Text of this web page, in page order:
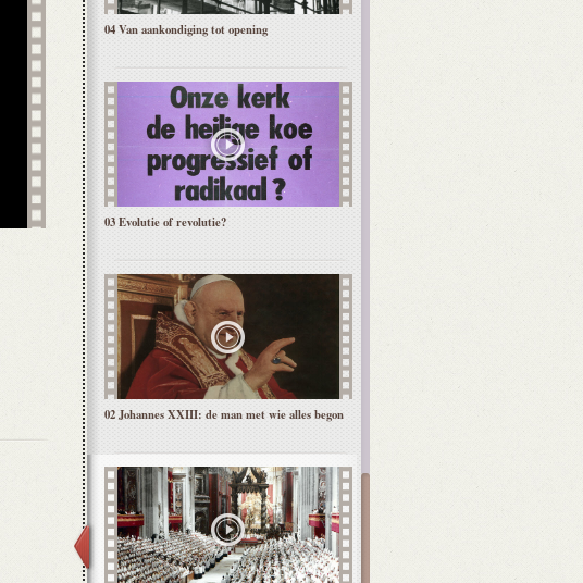
04 Van aankondiging tot opening
03 Evolutie of revolutie?
02 Johannes XXIII: de man met wie alles begon